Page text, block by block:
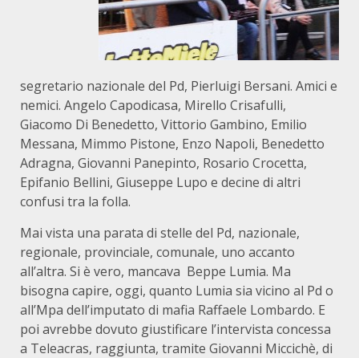
segretario nazionale del Pd, Pierluigi Bersani. Amici e
nemici. Angelo Capodicasa, Mirello Crisafulli,
Giacomo Di Benedetto, Vittorio Gambino, Emilio
Messana, Mimmo Pistone, Enzo Napoli, Benedetto
Adragna, Giovanni Panepinto, Rosario Crocetta,
Epifanio Bellini, Giuseppe Lupo e decine di altri
confusi tra la folla.
Mai vista una parata di stelle del Pd, nazionale,
regionale, provinciale, comunale, uno accanto
all’altra. Si è vero, mancava Beppe Lumia. Ma
bisogna capire, oggi, quanto Lumia sia vicino al Pd o
all’Mpa dell’imputato di mafia Raffaele Lombardo. E
poi avrebbe dovuto giustificare l’intervista concessa
a Teleacras, raggiunta, tramite Giovanni Miccichè, di